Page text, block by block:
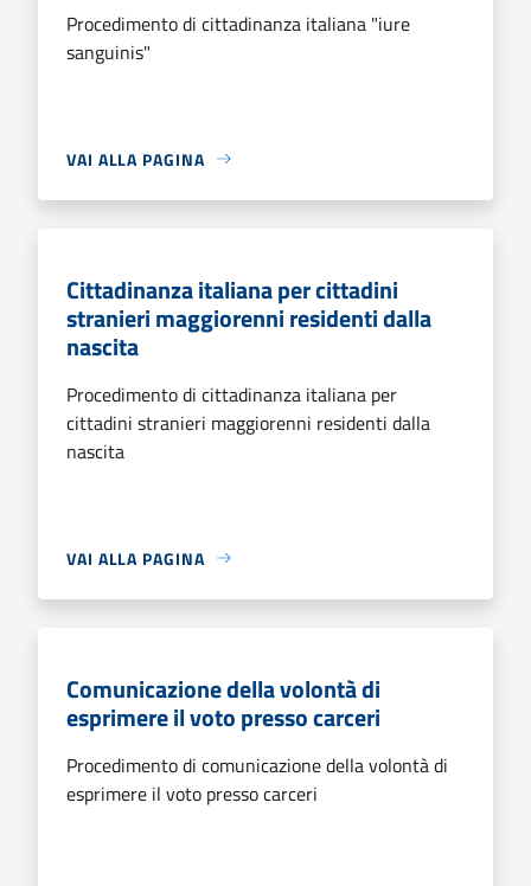
Procedimento di cittadinanza italiana "iure
sanguinis"
VAI ALLA PAGINA
Cittadinanza italiana per cittadini
stranieri maggiorenni residenti dalla
nascita
Procedimento di cittadinanza italiana per
cittadini stranieri maggiorenni residenti dalla
nascita
VAI ALLA PAGINA
Comunicazione della volontà di
esprimere il voto presso carceri
Procedimento di comunicazione della volontà di
esprimere il voto presso carceri